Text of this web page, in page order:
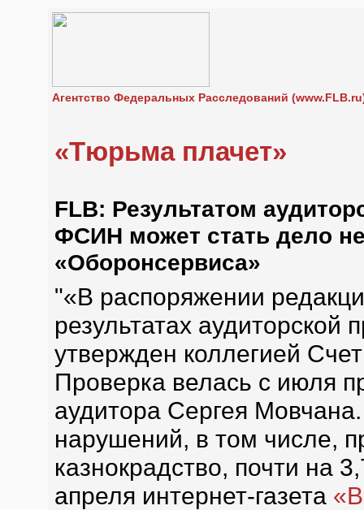
Агентство Федеральных Расследований
«Тюрьма плачет»
FLB: Результатом
ФСИН может стать дело
«Оборонсервиса»
"«В распоряжении
результатах
утвержден коллегией
Проверка велась с июля
аудитора Сергея
нарушений, в том числе,
казнокрадство, почти на
апреля интернет-газета